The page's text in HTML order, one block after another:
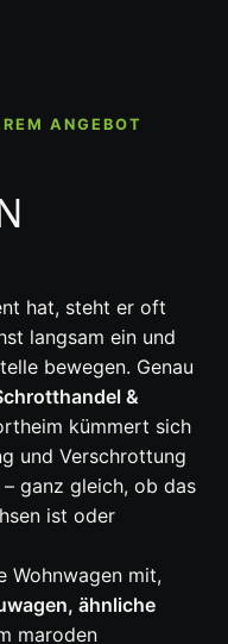
ANGEBOT
hat, steht er oft
langsam ein und
bewegen. Genau
&
kümmert sich
und Verschrottung
ganz gleich, ob das
ist oder
Wohnwagen mit,
ähnliche
maroden